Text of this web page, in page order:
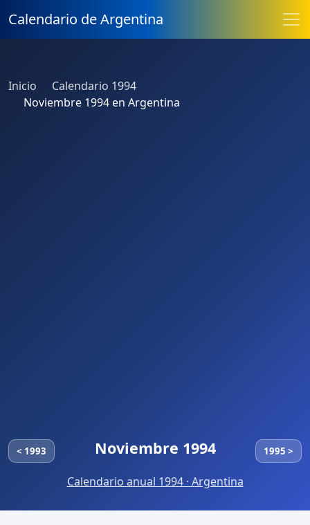
Calendario de Argentina
Inicio
Calendario 1994
Noviembre 1994 en Argentina
< 1993 Noviembre 1994 1995 >
Calendario anual 1994 · Argentina